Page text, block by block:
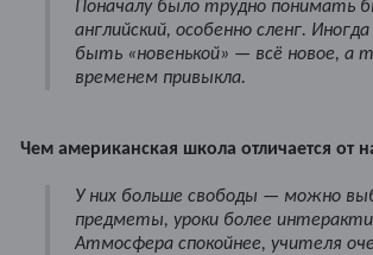
Поначалу было трудно понимать
английский, особенно сленг.
быть «новенькой» — всё новое, а
временем привыкла.
Чем американская школа отличается от
У них больше свободы — можно
предметы, уроки более
Атмосфера спокойнее, учителя